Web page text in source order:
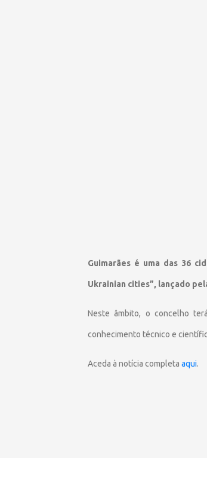
Guimarães é uma das 36
Ukrainian cities”, lançado
Neste âmbito, o concelho
conhecimento técnico e
Aceda à notícia completa aqui.